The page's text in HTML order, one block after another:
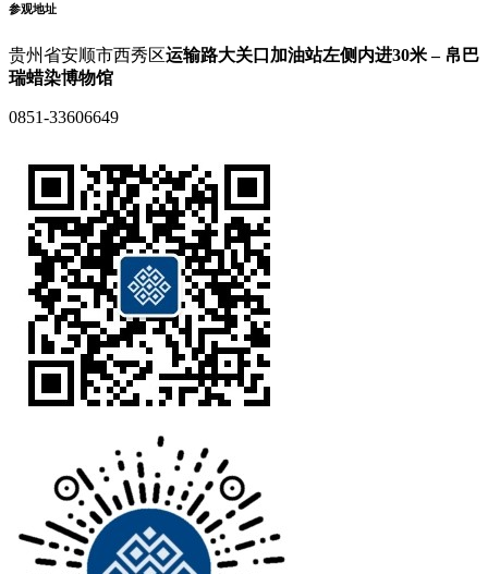
参观地址
贵州省安顺市西秀区运输路大关口加油站左侧内进30米 – 帛巴
瑞蜡染博物馆
0851-33606649